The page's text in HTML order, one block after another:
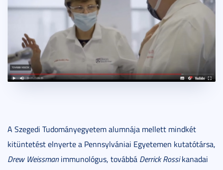
A Szegedi Tudományegyetem alumnája mellett mindkét
kitüntetést elnyerte a Pennsylvániai Egyetemen kutatótársa,
Drew Weissmanimmunológus, továbbá Derrick Rossikanadai